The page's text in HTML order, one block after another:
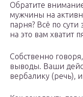
Обратите
мужчины на
парня? Всё по сути
на это вам хватит
Собственно
выводы. Ваши
вербалику (речь),